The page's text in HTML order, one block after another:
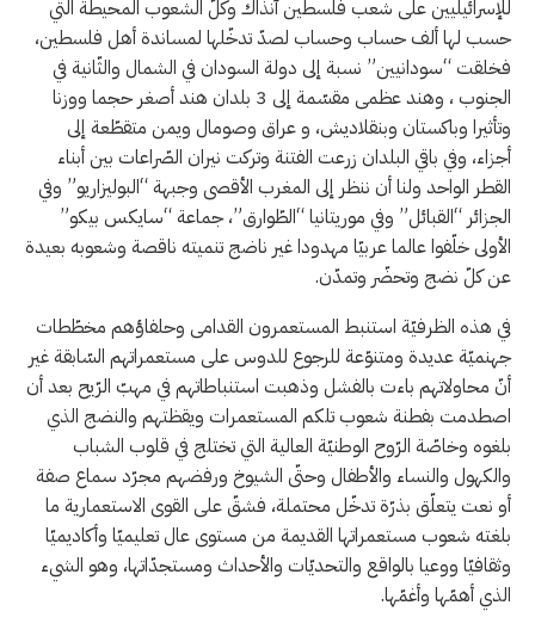
للإسرائيليين على شعب فلسطين آنذاك وكلّ الشعوب المحيطة التي
حسب لها ألف حساب وحساب لصدّ تدخّلها لمساندة أهل فلسطين،
فخلقت “سودانيين” نسبة إلى دولة السودان في الشمال والثّانية في
الجنوب ، وهند عظمى مقسّمة إلى 3 بلدان هند أصغر حجما ووزنا
وتأثيرا وباكستان وبنقلاديش، و عراق وصومال ويمن متقطّعة إلى
أجزاء، وفي باقي البلدان زرعت الفتنة وتركت نيران الصّراعات بين أبناء
القطر الواحد ولنا أن ننظر إلى المغرب الأقصى وجبهة “البوليزاريو” وفي
الجزائر “القبائل” وفي موريتانيا “الطّوارق”، جماعة “سايكس بيكو”
الأولى خلّفوا عالما عربيّا مهدودا غير ناضج تنميته ناقصة وشعوبه بعيدة
عن كلّ نضج وتحضّر وتمدّن.
في هذه الظرفيّة استنبط المستعمرون القدامى وحلفاؤهم مخطّطات
جهنميّة عديدة ومتنوّعة للرجوع للدوس على مستعمراتهم السّابقة غير
أنّ محاولاتهم باءت بالفشل وذهبت استنباطاتهم في مهبّ الرّيح بعد أن
اصطدمت بفطنة شعوب تلكم المستعمرات ويقظتهم والنضج الذي
بلغوه وخاصّة الرّوح الوطنيّة العالية التي تختلج في قلوب الشباب
والكهول والنساء والأطفال وحتّى الشيوخ ورفضهم مجرّد سماع صفة
أو نعت يتعلّق بذرّة تدخّل محتملة، فشقّ على القوى الاستعمارية ما
بلغته شعوب مستعمراتها القديمة من مستوى عال تعليميّا وأكاديميّا
وثقافيّا ووعيا بالواقع والتحديّات والأحداث ومستجدّاتها، وهو الشيء
الذي أهمّها وأغمّها.